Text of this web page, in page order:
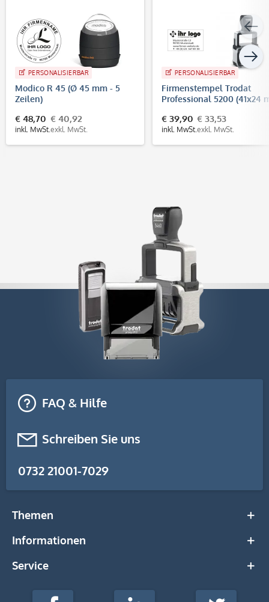
PERSONALISIERBAR
Modico R 45 (Ø 45 mm - 5
Zeilen)
€ 48,70
inkl. MwSt.
€ 40,92
exkl. MwSt.
PERSONALISIERBAR
Firmenstempel Trodat
Professional 5200 (41x24
€ 39,90
inkl. MwSt.
€ 33,53
exkl. MwSt.
FAQ & Hilfe
Schreiben Sie uns
0732 21001-7029
Themen
Informationen
Service
stempel-